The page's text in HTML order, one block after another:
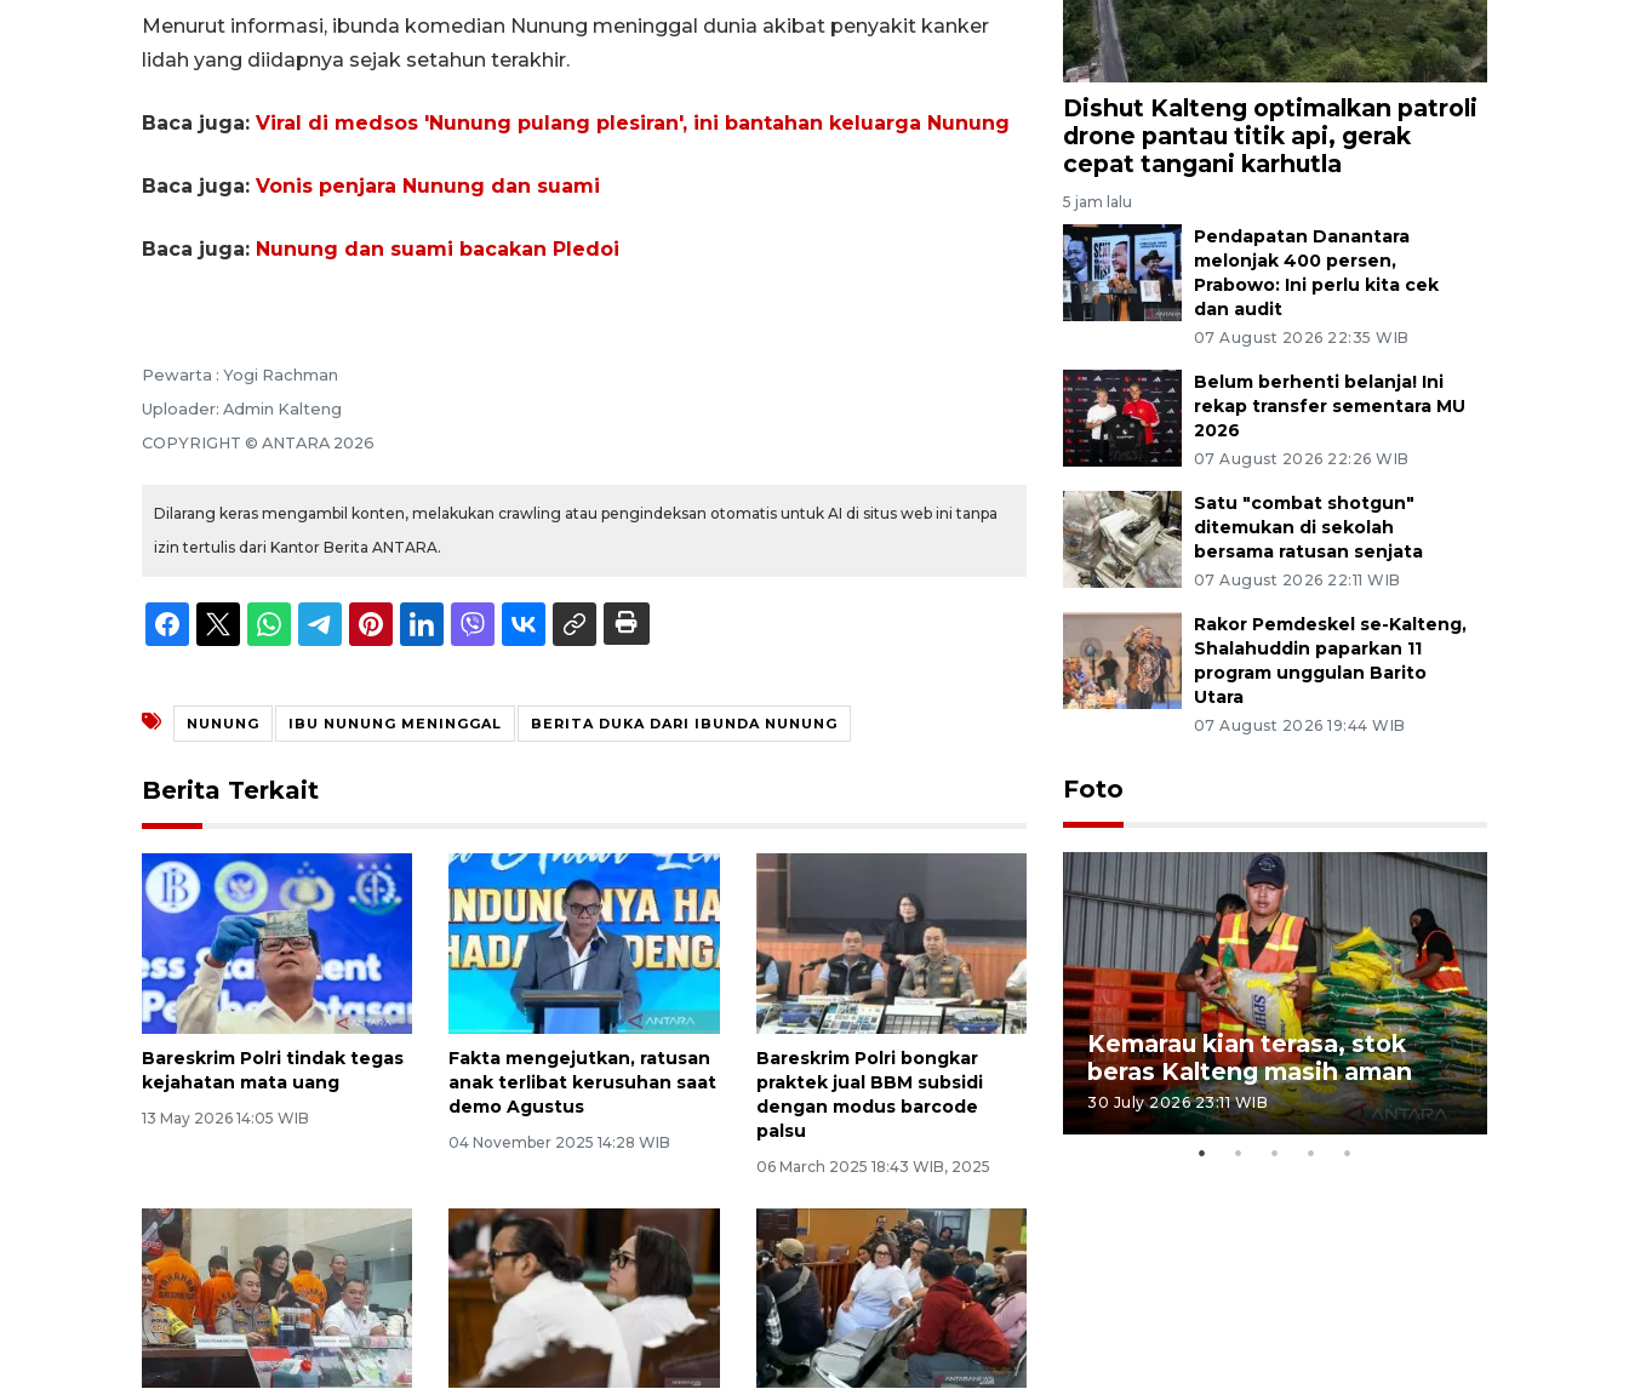
Menurut informasi, ibunda komedian Nunung meninggal dunia akibat penyakit kanker
lidah yang diidapnya sejak setahun terakhir.
Baca juga: Viral di medsos 'Nunung pulang plesiran', ini bantahan keluarga Nunung
Baca juga: Vonis penjara Nunung dan suami
Baca juga: Nunung dan suami bacakan Pledoi
Pewarta : Yogi Rachman
Uploader: Admin Kalteng
COPYRIGHT © ANTARA 2026
Dilarang keras mengambil konten, melakukan crawling atau pengindeksan otomatis untuk AI di situs web ini tanpa
izin tertulis dari Kantor Berita ANTARA.
NUNUNG IBU NUNUNG MENINGGAL BERITA DUKA DARI IBUNDA NUNUNG
Berita Terkait
Bareskrim Polri tindak tegas
kejahatan mata uang
13 May 2026 14:05 WIB
Fakta mengejutkan, ratusan
anak terlibat kerusuhan saat
demo Agustus
04 November 2025 14:28 WIB
Bareskrim Polri bongkar
praktek jual BBM subsidi
dengan modus barcode
palsu
06 March 2025 18:43 WIB, 2025
Dishut Kalteng optimalkan patroli
drone pantau titik api, gerak
cepat tangani karhutla
5 jam lalu
Pendapatan Danantara
melonjak 400 persen,
Prabowo: Ini perlu kita cek
dan audit
07 August 2026 22:35 WIB
Belum berhenti belanja! Ini
rekap transfer sementara MU
2026
07 August 2026 22:26 WIB
Satu "combat shotgun"
ditemukan di sekolah
bersama ratusan senjata
07 August 2026 22:11 WIB
Rakor Pemdeskel se-Kalteng,
Shalahuddin paparkan 11
program unggulan Barito
Utara
07 August 2026 19:44 WIB
Foto
Prediksi puncak musim
kemarau di Kalimantan
Tengah
22 July 2026 17:18 WIB
Kemarau kian terasa, stok
beras Kalteng masih aman
30 July 2026 23:11 WIB